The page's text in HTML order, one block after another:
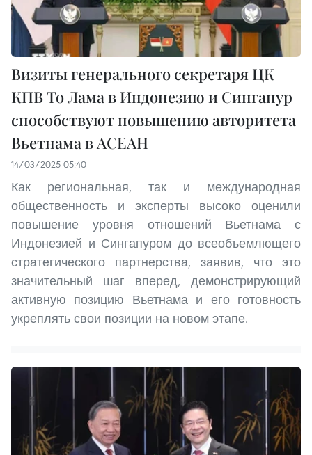
Визиты генерального секретаря ЦК
КПВ То Лама в Индонезию и Сингапур
способствуют повышению авторитета
Вьетнама в АСЕАН
14/03/2025 05:40
Как региональная, так и международная
общественность и эксперты высоко оценили
повышение уровня отношений Вьетнама с
Индонезией и Сингапуром до всеобъемлющего
стратегического партнерства, заявив, что это
значительный шаг вперед, демонстрирующий
активную позицию Вьетнама и его готовность
укреплять свои позиции на новом этапе.